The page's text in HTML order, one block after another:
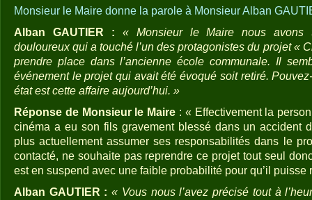
Monsieur le Maire donne la parole à Monsieur Alban
Alban GAUTIER :
« Monsieur le Maire nous avons
douloureux qui a touché l’un des protagonistes du projet «
prendre place dans l’ancienne école communale. Il
événement le projet qui avait été évoqué soit retiré.
état est cette affaire aujourd’hui. »
Réponse de Monsieur le Maire : « Effectivement la
cinéma a eu son fils gravement blessé dans un accident
plus actuellement assumer ses responsabilités dans le
contacté, ne souhaite pas reprendre ce projet tout seul
est en suspend avec une faible probabilité pour qu’il puisse
Alban GAUTIER : « Vous nous l’avez précisé tout à